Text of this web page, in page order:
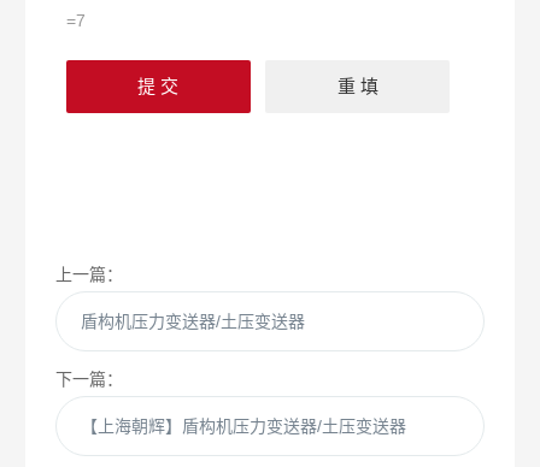
=7
上一篇：
盾构机压力变送器/土压变送器
下一篇：
【上海朝辉】盾构机压力变送器/土压变送器